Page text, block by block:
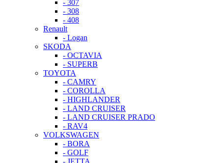
- 307
- 308
- 408
Renault
- Logan
SKODA
- OCTAVIA
- SUPERB
TOYOTA
- CAMRY
- COROLLA
- HIGHLANDER
- LAND CRUISER
- LAND CRUISER PRADO
- RAV4
VOLKSWAGEN
- BORA
- GOLF
- JETTA